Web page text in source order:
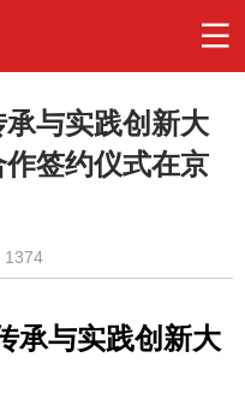
与实践创新大
签约仪式在京
1374
承与实践创新大